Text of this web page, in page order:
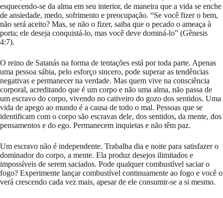
esquecendo-se da alma em seu interior, de maneira que a vida se enche
de ansiedade, medo, sofrimento e preocupação. “Se você fizer o bem,
não será aceito? Mas, se não o fizer, saiba que o pecado o ameaça à
porta; ele deseja conquistá-lo, mas você deve dominá-lo” (Gênesis
4:7).
O reino de Satanás na forma de tentações está por toda parte. Apenas
uma pessoa sábia, pelo esforço sincero, pode superar as tendências
negativas e permanecer na verdade. Mas quem vive na consciência
corporal, acreditando que é um corpo e não uma alma, não passa de
um escravo do corpo, vivendo no cativeiro do gozo dos sentidos. Uma
vida de apego ao mundo é a causa de todo o mal. Pessoas que se
identificam com o corpo são escravas dele, dos sentidos, da mente, dos
pensamentos e do ego. Permanecem inquietas e não têm paz.
Um escravo não é independente. Trabalha dia e noite para satisfazer o
dominador do corpo, a mente. Ela produz desejos ilimitados e
impossíveis de serem saciados. Pode qualquer combustível saciar o
fogo? Experimente lançar combustível continuamente ao fogo e você o
verá crescendo cada vez mais, apesar de ele consumir-se a si mesmo.